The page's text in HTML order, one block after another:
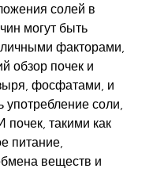
солей в
могут быть
факторами,
обзор почек и
фосфатами, и
употребление соли,
почек, такими как
питание,
веществ и